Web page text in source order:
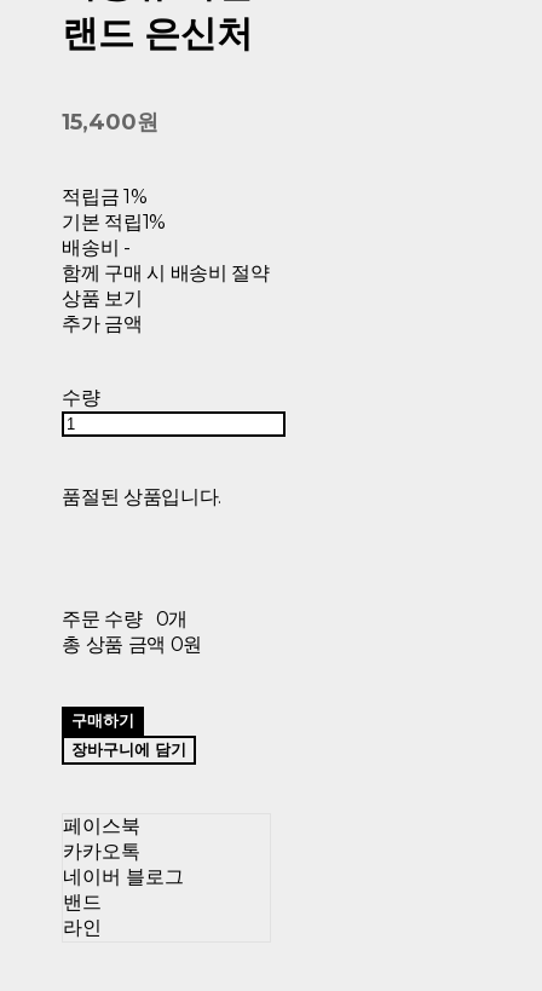
랜드 은신처
15,400원
적립금 1%
기본 적립1%
배송비 -
함께 구매 시 배송비 절약
상품 보기
추가 금액
수량
품절된 상품입니다.
주문 수량
0개
총 상품 금액 0원
구매하기
장바구니에 담기
페이스북
카카오톡
네이버 블로그
밴드
라인